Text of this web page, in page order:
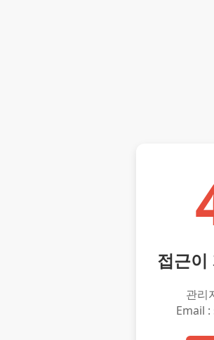
접근이
관리
Email